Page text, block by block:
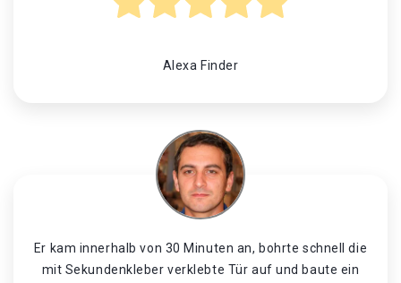
Alexa Finder
Er kam innerhalb von 30 Minuten an, bohrte schnell die
mit Sekundenkleber verklebte Tür auf und baute ein